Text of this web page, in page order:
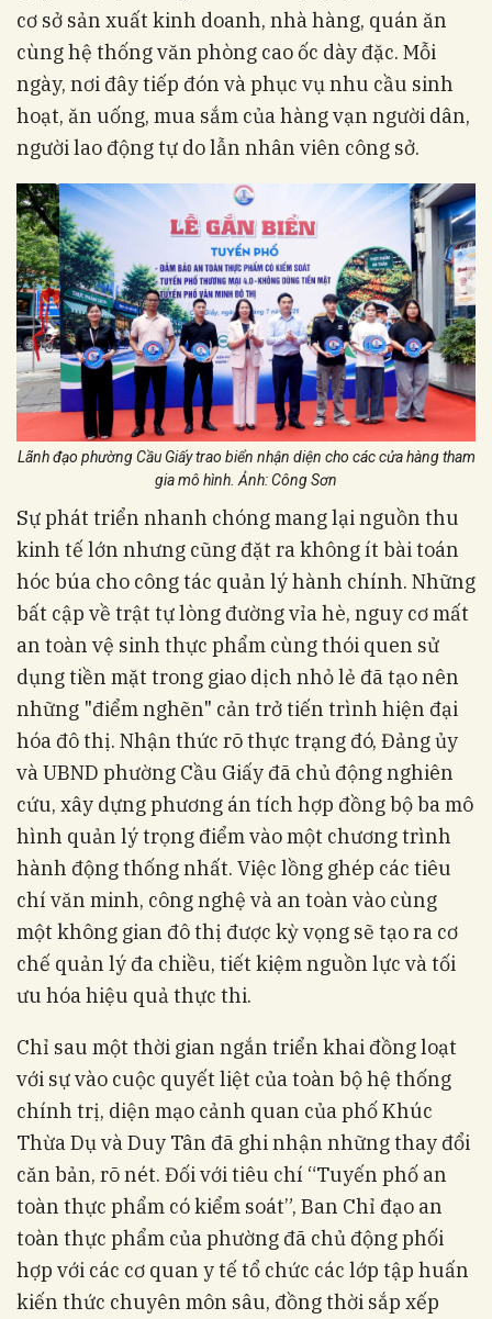
cơ sở sản xuất kinh doanh, nhà hàng, quán ăn
cùng hệ thống văn phòng cao ốc dày đặc. Mỗi
ngày, nơi đây tiếp đón và phục vụ nhu cầu sinh
hoạt, ăn uống, mua sắm của hàng vạn người dân,
người lao động tự do lẫn nhân viên công sở.
Lãnh đạo phường Cầu Giấy trao biển nhận diện cho các cửa hàng tham
gia mô hình. Ảnh: Công Sơn
Sự phát triển nhanh chóng mang lại nguồn thu
kinh tế lớn nhưng cũng đặt ra không ít bài toán
hóc búa cho công tác quản lý hành chính. Những
bất cập về trật tự lòng đường vỉa hè, nguy cơ mất
an toàn vệ sinh thực phẩm cùng thói quen sử
dụng tiền mặt trong giao dịch nhỏ lẻ đã tạo nên
những "điểm nghẽn" cản trở tiến trình hiện đại
hóa đô thị. Nhận thức rõ thực trạng đó, Đảng ủy
và UBND phường Cầu Giấy đã chủ động nghiên
cứu, xây dựng phương án tích hợp đồng bộ ba mô
hình quản lý trọng điểm vào một chương trình
hành động thống nhất. Việc lồng ghép các tiêu
chí văn minh, công nghệ và an toàn vào cùng
một không gian đô thị được kỳ vọng sẽ tạo ra cơ
chế quản lý đa chiều, tiết kiệm nguồn lực và tối
ưu hóa hiệu quả thực thi.
Chỉ sau một thời gian ngắn triển khai đồng loạt
với sự vào cuộc quyết liệt của toàn bộ hệ thống
chính trị, diện mạo cảnh quan của phố Khúc
Thừa Dụ và Duy Tân đã ghi nhận những thay đổi
căn bản, rõ nét. Đối với tiêu chí “Tuyến phố an
toàn thực phẩm có kiểm soát”, Ban Chỉ đạo an
toàn thực phẩm của phường đã chủ động phối
hợp với các cơ quan y tế tổ chức các lớp tập huấn
kiến thức chuyên môn sâu, đồng thời sắp xếp